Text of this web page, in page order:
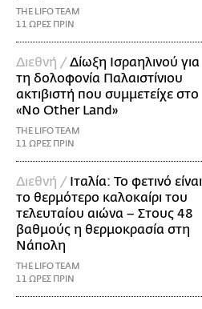
THE LIFO TEAM
11 ΩΡΕΣ ΠΡΙΝ
Διεθνή /Δίωξη Ισραηλινού για
τη δολοφονία Παλαιστίνιου
ακτιβιστή που συμμετείχε στο
«No Other Land»
THE LIFO TEAM
11 ΩΡΕΣ ΠΡΙΝ
Διεθνή / Ιταλία: Το φετινό είναι
το θερμότερο καλοκαίρι του
τελευταίου αιώνα – Στους 48
βαθμούς η θερμοκρασία στη
Νάπολη
THE LIFO TEAM
11 ΩΡΕΣ ΠΡΙΝ